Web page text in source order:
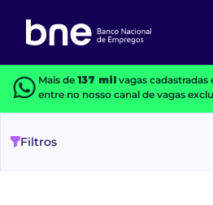
Mais de 137 milvagas cadastradas
entre no nosso canal de vagas
Filtros